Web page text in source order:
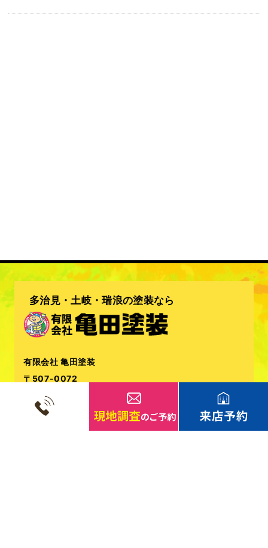
多治見・土岐・瑞浪の塗装なら
有限会社 亀田塗装
〒507-0072
岐阜県多治見市明和町3-1-162
TEL.0572-29-3555
FAX.0572-29-3597